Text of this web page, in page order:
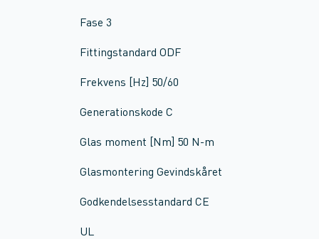
Fase 3
Fittingstandard ODF
Frekvens [Hz] 50/60
Generationskode C
Glas moment [Nm] 50 N-m
Glasmontering Gevindskåret
Godkendelsesstandard CE
UL